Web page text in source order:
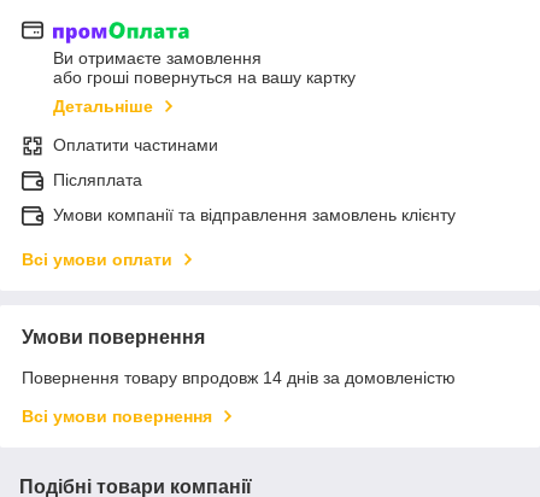
Ви отримаєте замовлення
або гроші повернуться на вашу картку
Детальніше
Оплатити частинами
Післяплата
Умови компанії та відправлення замовлень клієнту
Всі умови оплати
Умови повернення
Повернення товару впродовж 14 днів за домовленістю
Всі умови повернення
Подібні товари компанії